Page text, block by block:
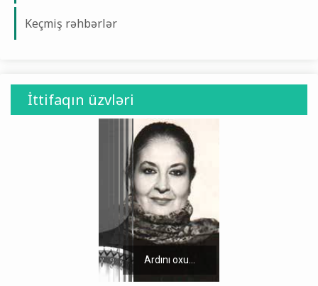
Keçmiş rəhbərlər
İttifaqın üzvləri
Ardını oxu...